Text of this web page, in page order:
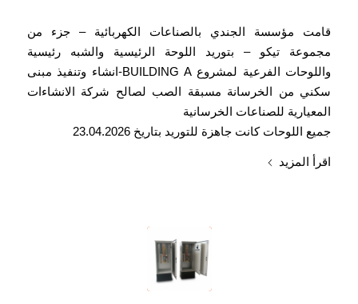
قامت مؤسسة الجندي بالصناعات الكهربائية – جزء من
مجموعة تيكو – بتوريد اللوحة الرئيسية والشبه رئيسية
واللوحات الفرعية لمشروع BUILDING A-انشاء وتنفيذ مبنى
سكني من الخرسانة مسبقة الصب لصالح شركة الانشاءات
المعيارية للصناعات الخرسانية
جميع اللوحات كانت جاهزة للتوريد بتاريخ 23.04.2026
اقرأ المزيد